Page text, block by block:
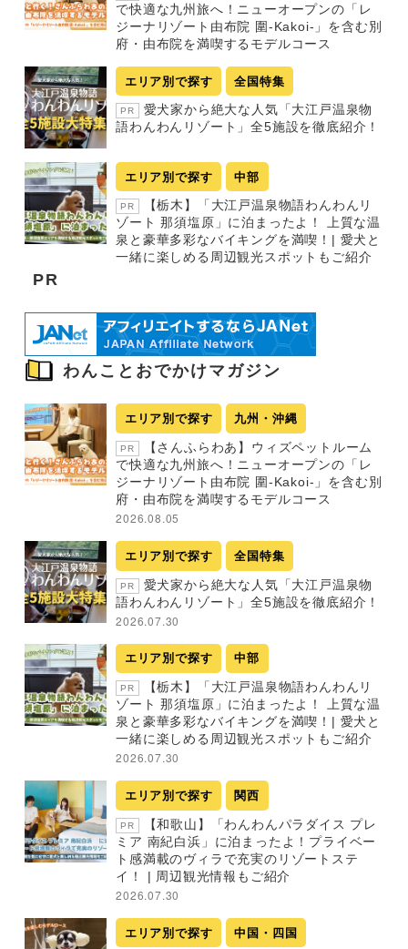
で快適な九州旅へ！ニューオープンの「レ
ジーナリゾート由布院 圍-Kakoi-」を含む別
府・由布院を満喫するモデルコース
エリア別で探す 全国特集
PR
愛犬家から絶大な人気「大江戸温泉物
語わんわんリゾート」全5施設を徹底紹介！
エリア別で探す 中部
PR
【栃木】「大江戸温泉物語わんわんリ
ゾート 那須塩原」に泊まったよ！ 上質な温
泉と豪華多彩なバイキングを満喫！| 愛犬と
一緒に楽しめる周辺観光スポットもご紹介
PR
わんことおでかけマガジン
エリア別で探す 九州・沖縄
PR
【さんふらわあ】ウィズペットルーム
で快適な九州旅へ！ニューオープンの「レ
ジーナリゾート由布院 圍-Kakoi-」を含む別
府・由布院を満喫するモデルコース
2026.08.05
エリア別で探す 全国特集
PR
愛犬家から絶大な人気「大江戸温泉物
語わんわんリゾート」全5施設を徹底紹介！
2026.07.30
エリア別で探す 中部
PR
【栃木】「大江戸温泉物語わんわんリ
ゾート 那須塩原」に泊まったよ！ 上質な温
泉と豪華多彩なバイキングを満喫！| 愛犬と
一緒に楽しめる周辺観光スポットもご紹介
2026.07.30
エリア別で探す 関西
PR
【和歌山】「わんわんパラダイス プレ
ミア 南紀白浜」に泊まったよ！プライベー
ト感満載のヴィラで充実のリゾートステ
イ！ | 周辺観光情報もご紹介
2026.07.30
エリア別で探す 中国・四国